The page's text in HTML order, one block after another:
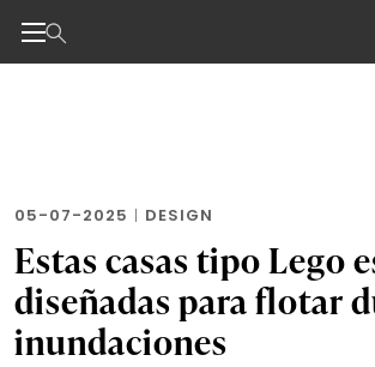
05-07-2025 | DESIGN
Estas casas tipo Lego
diseñadas para flotar
inundaciones